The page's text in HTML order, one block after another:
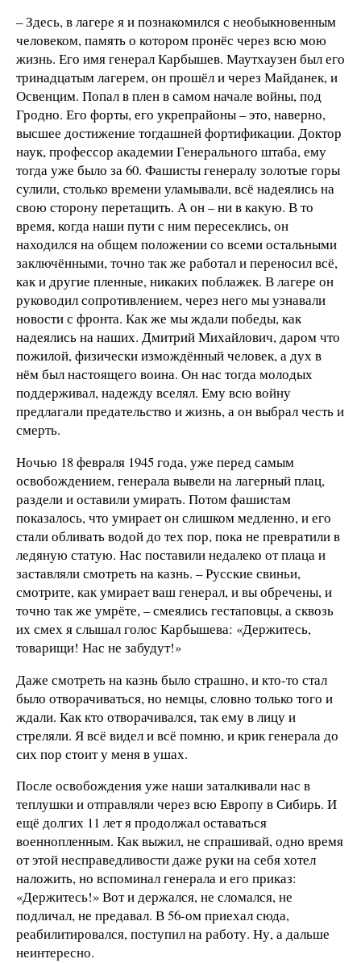
– Здесь, в лагере я и познакомился с необыкновенным
человеком, память о котором пронёс через всю мою
жизнь. Его имя генерал Карбышев. Маутхаузен был его
тринадцатым лагерем, он прошёл и через Майданек, и
Освенцим. Попал в плен в самом начале войны, под
Гродно. Его форты, его укрепрайоны – это, наверно,
высшее достижение тогдашней фортификации. Доктор
наук, профессор академии Генерального штаба, ему
тогда уже было за 60. Фашисты генералу золотые горы
сулили, столько времени уламывали, всё надеялись на
свою сторону перетащить. А он – ни в какую. В то
время, когда наши пути с ним пересеклись, он
находился на общем положении со всеми остальными
заключёнными, точно так же работал и переносил всё,
как и другие пленные, никаких поблажек. В лагере он
руководил сопротивлением, через него мы узнавали
новости с фронта. Как же мы ждали победы, как
надеялись на наших. Дмитрий Михайлович, даром что
пожилой, физически измождённый человек, а дух в
нём был настоящего воина. Он нас тогда молодых
поддерживал, надежду вселял. Ему всю войну
предлагали предательство и жизнь, а он выбрал честь и
смерть.
Ночью 18 февраля 1945 года, уже перед самым
освобождением, генерала вывели на лагерный плац,
раздели и оставили умирать. Потом фашистам
показалось, что умирает он слишком медленно, и его
стали обливать водой до тех пор, пока не превратили в
ледяную статую. Нас поставили недалеко от плаца и
заставляли смотреть на казнь. – Русские свиньи,
смотрите, как умирает ваш генерал, и вы обречены, и
точно так же умрёте, – смеялись гестаповцы, а сквозь
их смех я слышал голос Карбышева: «Держитесь,
товарищи! Нас не забудут!»
Даже смотреть на казнь было страшно, и кто-то стал
было отворачиваться, но немцы, словно только того и
ждали. Как кто отворачивался, так ему в лицу и
стреляли. Я всё видел и всё помню, и крик генерала до
сих пор стоит у меня в ушах.
После освобождения уже наши заталкивали нас в
теплушки и отправляли через всю Европу в Сибирь. И
ещё долгих 11 лет я продолжал оставаться
военнопленным. Как выжил, не спрашивай, одно время
от этой несправедливости даже руки на себя хотел
наложить, но вспоминал генерала и его приказ:
«Держитесь!» Вот и держался, не сломался, не
подличал, не предавал. В 56-ом приехал сюда,
реабилитировался, поступил на работу. Ну, а дальше
неинтересно.